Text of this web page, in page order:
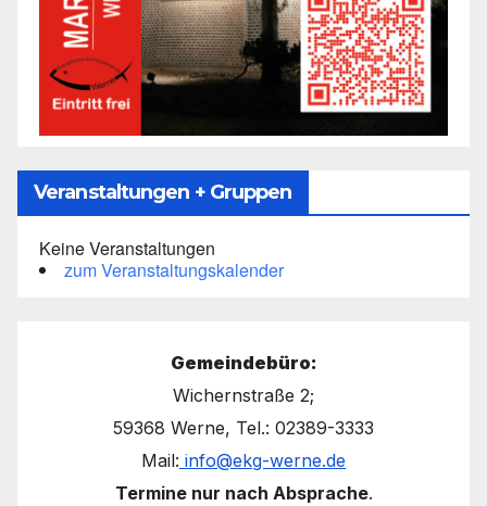
Veranstaltungen + Gruppen
Keine Veranstaltungen
zum Veranstaltungskalender
Gemeindebüro:
Wichernstraße 2;
59368 Werne, Tel.: 02389-3333
Mail: info@ekg-werne.de
Termine nur nach Absprache.